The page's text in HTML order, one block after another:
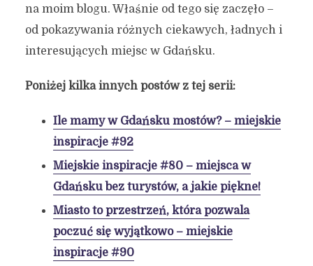
na moim blogu. Właśnie od tego się zaczęło –
od pokazywania różnych ciekawych, ładnych i
interesujących miejsc w Gdańsku.
Poniżej kilka innych postów z tej serii:
Ile mamy w Gdańsku mostów? – miejskie
inspiracje #92
Miejskie inspiracje #80 – miejsca w
Gdańsku bez turystów, a jakie piękne!
Miasto to przestrzeń, która pozwala
poczuć się wyjątkowo – miejskie
inspiracje #90